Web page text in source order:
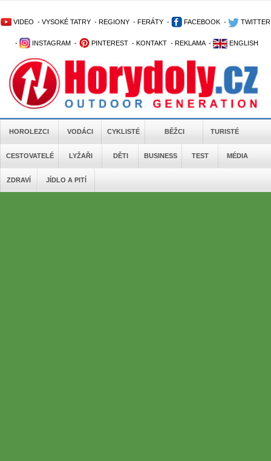
VIDEO - VYSOKÉ TATRY - REGIONY - FERÁTY - FACEBOOK - TWITTER
- INSTAGRAM - PINTEREST - KONTAKT - REKLAMA - ENGLISH
HOROLEZCI VODÁCI CYKLISTÉ BĚŽCI TURISTÉ
CESTOVATELÉ LYŽAŘI DĚTI BUSINESS TEST MÉDIA
ZDRAVÍ JÍDLO A PITÍ